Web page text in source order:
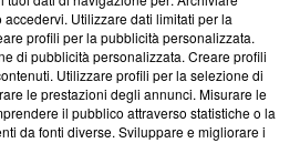
Utilizzare dati limitati per la
profili per la pubblicità personalizzata.
di pubblicità personalizzata. Creare profili
Utilizzare profili per la selezione di
le prestazioni degli annunci. Misurare le
il pubblico attraverso statistiche o la
da fonti diverse. Sviluppare e migliorare i